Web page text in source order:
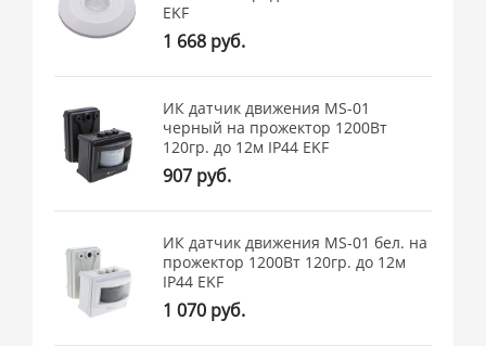
EKF
1 668 руб.
ИК датчик движения MS-01
черный на прожектор 1200Вт
120гр. до 12м IP44 EKF
907 руб.
ИК датчик движения MS-01 бел. на
прожектор 1200Вт 120гр. до 12м
IP44 EKF
1 070 руб.